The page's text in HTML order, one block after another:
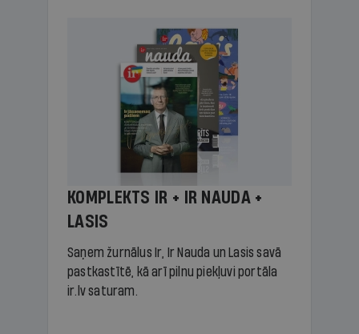
KOMPLEKTS IR + IR NAUDA +
LASIS
Saņem žurnālus Ir, Ir Nauda un Lasis savā
pastkastītē, kā arī pilnu piekļuvi portāla
ir.lv saturam.